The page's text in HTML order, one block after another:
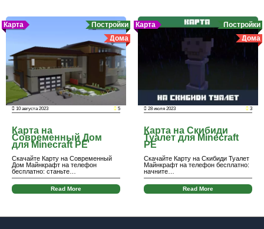
Карта
Постройки
Дома
10 августа 2023 5
Карта на
Современный Дом
для Minecraft PE
Скачайте Карту на Современный
Дом Майнкрафт на телефон
бесплатно: станьте…
Read More
Карта
Постройки
Дома
28 июля 2023 3
Карта на Скибиди
Туалет для Minecraft
PE
Скачайте Карту на Скибиди Туалет
Майнкрафт на телефон бесплатно:
начните…
Read More